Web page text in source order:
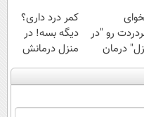
رو "در
درمان
(◂فیلم +
کمر درد داری؟
دیگه بسه! در
منزل درمانش
کن
(◀پرسش‌نامه)